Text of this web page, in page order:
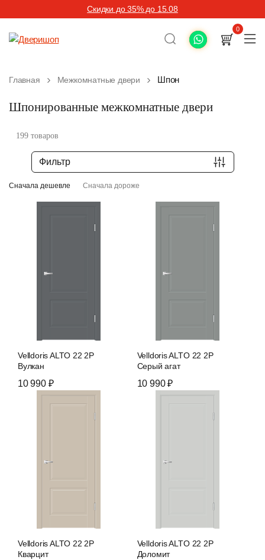
Скидки до 35% до 15.08
0
Главная Межкомнатные двери Шпон
Шпонированные межкомнатные двери
199 товаров
Фильтр
Сначала дешевле Сначала дороже
Velldoris ALTO 22 2P
Вулкан
10 990 ₽
Velldoris ALTO 22 2P
Серый агат
10 990 ₽
Velldoris ALTO 22 2P
Кварцит
Velldoris ALTO 22 2P
Доломит